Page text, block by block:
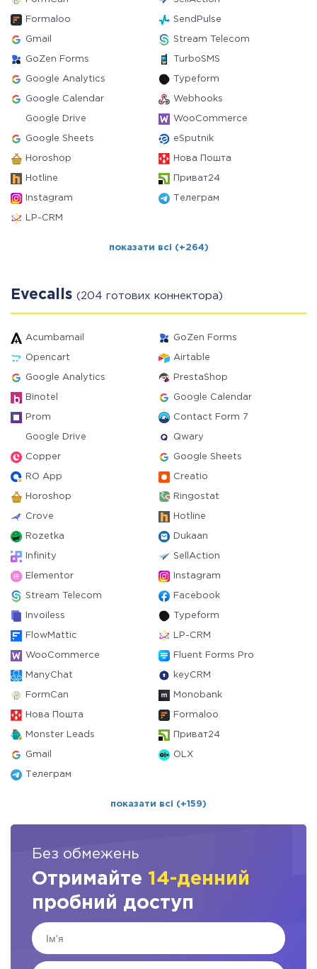
Formaloo SendPulse
Gmail Stream Telecom
GoZen Forms TurboSMS
Google Analytics Typeform
Google Calendar Webhooks
Google Drive WooCommerce
Google Sheets eSputnik
Horoshop Нова Пошта
Hotline Приват24
Instagram Телеграм
LP-CRM
показати всі (+264)
Evecalls (204 готових коннектора)
Acumbamail GoZen Forms
Opencart Airtable
Google Analytics PrestaShop
Binotel Google Calendar
Prom Contact Form 7
Google Drive Qwary
Copper Google Sheets
RO App Creatio
Horoshop Ringostat
Crove Hotline
Rozetka Dukaan
Infinity SellAction
Elementor Instagram
Stream Telecom Facebook
Invoiless Typeform
FlowMattic LP-CRM
WooCommerce Fluent Forms Pro
ManyChat keyCRM
FormCan Monobank
Нова Пошта Formaloo
Monster Leads Приват24
Gmail OLX
Телеграм
показати всі (+159)
Без обмежень
Отримайте 14-денний
пробний доступ